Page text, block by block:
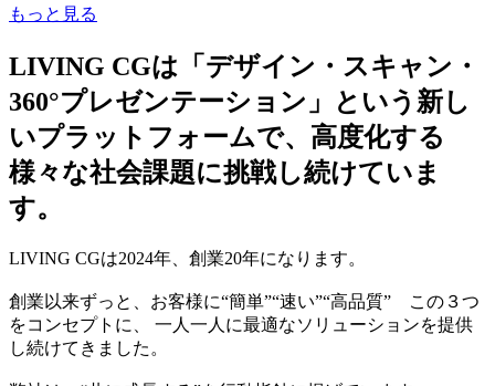
もっと見る
LIVING CGは「デザイン・スキャン・
360°プレゼンテーション」という新し
いプラットフォームで、高度化する
様々な社会課題に挑戦し続けていま
す。
LIVING CGは2024年、創業20年になります。
創業以来ずっと、お客様に“簡単”“速い”“高品質” この３つ
をコンセプトに、 一人一人に最適なソリューションを提供
し続けてきました。